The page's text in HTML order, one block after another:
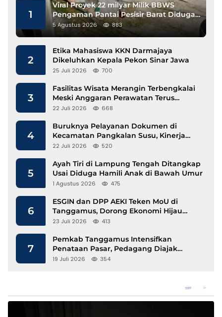
1
Viral Proyek 22 milyar Milik BBWS
Pengaman Pantai Pesisir Barat Diduga
Gunakan Besi Banci
5 Agustus 2026 883
2
Etika Mahasiswa KKN Darmajaya
Dikeluhkan Kepala Pekon Sinar Jawa
25 Juli 2026 700
3
Fasilitas Wisata Merangin Terbengkalai
Meski Anggaran Perawatan Terus
Mengalir
22 Juli 2026 668
4
Buruknya Pelayanan Dokumen di
Kecamatan Pangkalan Susu, Kinerja
Disdukcapil Langkat Disorot
22 Juli 2026 520
5
Ayah Tiri di Lampung Tengah Ditangkap
Usai Diduga Hamili Anak di Bawah Umur
1 Agustus 2026 475
6
ESGIN dan DPP AEKI Teken MoU di
Tanggamus, Dorong Ekonomi Hijau
Berbasis Kopi dan Perdagangan Karbon
23 Juli 2026 413
7
Pemkab Tanggamus Intensifkan
Penataan Pasar, Pedagang Diajak
Tempati Pasar Modern Talang Padang
19 Juli 2026 354